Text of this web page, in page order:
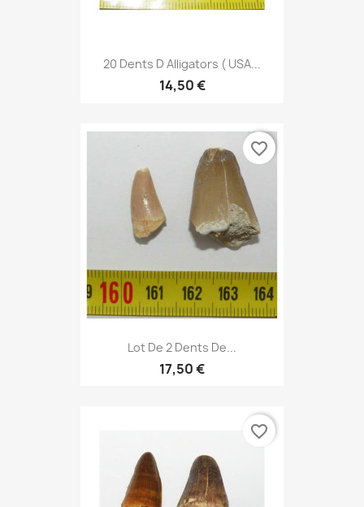
20 Dents D Alligators ( USA...
14,50 €
Lot De 2 Dents De...
17,50 €
favorite_border
favorite_border